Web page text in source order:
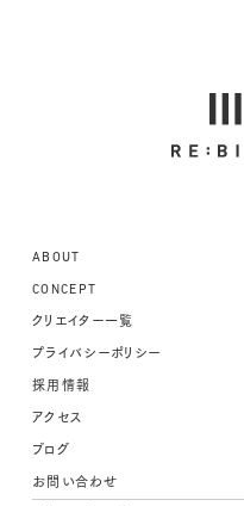
ABOUT
CONCEPT
クリエイター一覧
プライバシーポリシー
採用情報
アクセス
ブログ
お問い合わせ